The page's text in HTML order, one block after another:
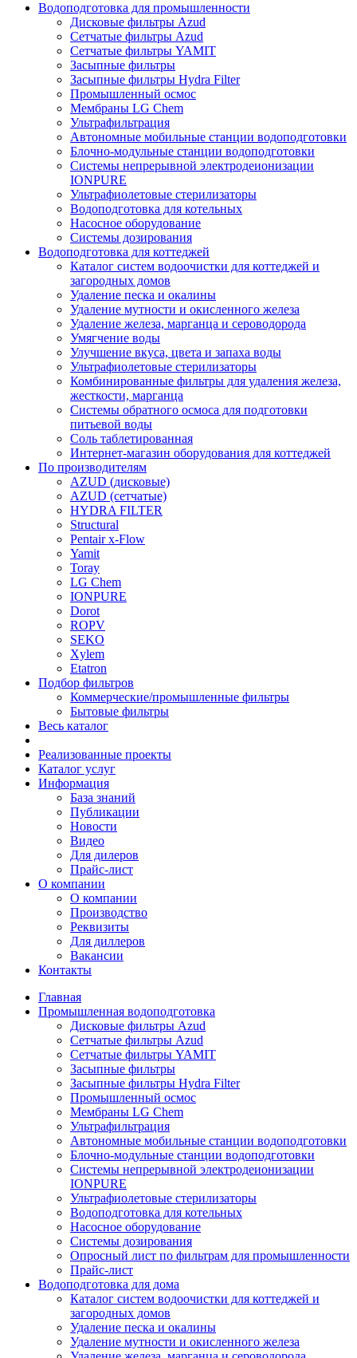
Водоподготовка для промышленности
Дисковые фильтры Azud
Сетчатые фильтры Azud
Сетчатые фильтры YAMIT
Засыпные фильтры
Засыпные фильтры Hydra Filter
Промышленный осмос
Мембраны LG Chem
Ультрафильтрация
Автономные мобильные станции водоподготовки
Блочно-модульные станции водоподготовки
Системы непрерывной электродеионизации
IONPURE
Ультрафиолетовые стерилизаторы
Водоподготовка для котельных
Насосное оборудование
Системы дозирования
Водоподготовка для коттеджей
Каталог систем водоочистки для коттеджей и
загородных домов
Удаление песка и окалины
Удаление мутности и окисленного железа
Удаление железа, марганца и сероводорода
Умягчение воды
Улучшение вкуса, цвета и запаха воды
Ультрафиолетовые стерилизаторы
Комбинированные фильтры для удаления железа,
жесткости, марганца
Системы обратного осмоса для подготовки
питьевой воды
Соль таблетированная
Интернет-магазин оборудования для коттеджей
По производителям
AZUD (дисковые)
AZUD (сетчатые)
HYDRA FILTER
Structural
Pentair x-Flow
Yamit
Toray
LG Chem
IONPURE
Dorot
ROPV
SEKO
Xylem
Etatron
Подбор фильтров
Коммерческие/промышленные фильтры
Бытовые фильтры
Весь каталог
Реализованные проекты
Каталог услуг
Информация
База знаний
Публикации
Новости
Видео
Для дилеров
Прайс-лист
О компании
О компании
Производство
Реквизиты
Для диллеров
Вакансии
Контакты
Главная
Промышленная водоподготовка
Дисковые фильтры Azud
Сетчатые фильтры Azud
Сетчатые фильтры YAMIT
Засыпные фильтры
Засыпные фильтры Hydra Filter
Промышленный осмос
Мембраны LG Chem
Ультрафильтрация
Автономные мобильные станции водоподготовки
Блочно-модульные станции водоподготовки
Системы непрерывной электродеионизации
IONPURE
Ультрафиолетовые стерилизаторы
Водоподготовка для котельных
Насосное оборудование
Системы дозирования
Опросный лист по фильтрам для промышленности
Прайс-лист
Водоподготовка для дома
Каталог систем водоочистки для коттеджей и
загородных домов
Удаление песка и окалины
Удаление мутности и окисленного железа